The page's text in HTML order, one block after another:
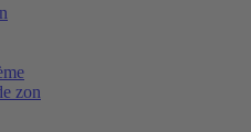
zon